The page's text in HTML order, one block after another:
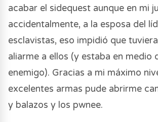
acabar el sidequest aunque en mi
accidentalmente, a la esposa del
esclavistas, eso impidió que
aliarme a ellos (y estaba en medio
enemigo). Gracias a mi máximo
excelentes armas pude abrirme
y balazos y los pwnee.